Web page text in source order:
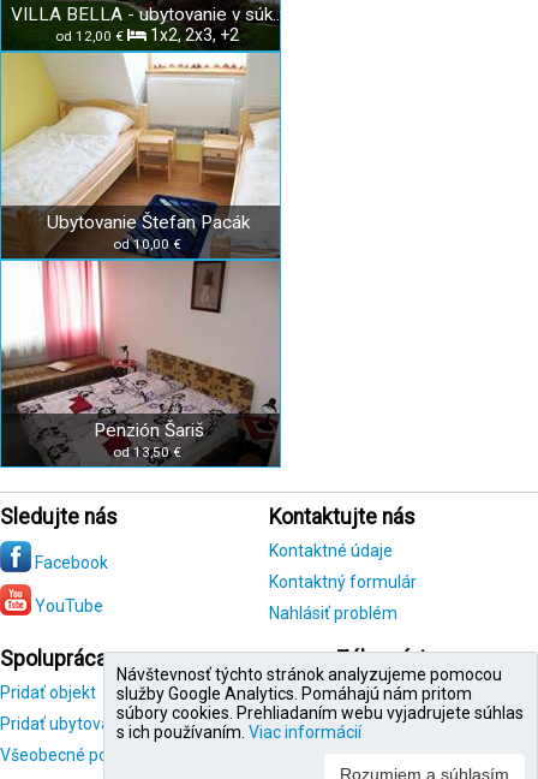
VILLA BELLA - ubytovanie v súkromí
od 12,00 € 1x2, 2x3, +2
Ubytovanie Štefan Pacák
od 10,00 €
Penzión Šariš
od 13,50 €
Sledujte nás
Facebook
YouTube
Kontaktujte nás
Kontaktné údaje
Kontaktný formulár
Nahlásiť problém
Spolupráca
Pridať objekt
Pridať ubytovanie
Všeobecné podmienky
Zákazníci
Registrácia
zákazníka
Návštevnosť týchto stránok analyzujeme pomocou
služby Google Analytics. Pomáhajú nám pritom
súbory cookies. Prehliadaním webu vyjadrujete súhlas
s ich používaním. Viac informácií